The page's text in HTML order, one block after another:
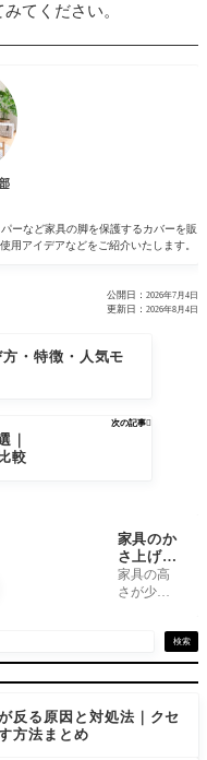
てください。
ーなど家具の脚を保護するカバーを販
用アイデアなどをご紹介いたします。
公開日： 2026年7月4日
更新日： 2026年8月4日
・特徴・人気モ
次の記事
｜
較
検索
反る原因と対処法｜クセ
方法まとめ
家具のか
さ上げ高
さの目安
｜用途別
家具の高
さが少し
きに役立
つのが
げアイテ